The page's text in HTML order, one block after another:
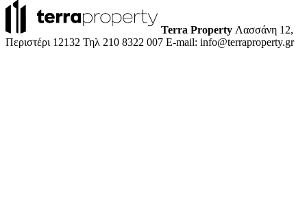
Terra Property Λασσάνη 12,
Περιστέρι 12132 Τηλ 210 8322 007 E-mail: info@terraproperty.gr